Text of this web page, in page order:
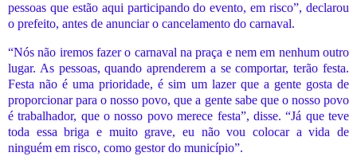
pessoas que estão aqui participando do evento, em risco”, declarou
o prefeito, antes de anunciar o cancelamento do carnaval.
“Nós não iremos fazer o carnaval na praça e nem em nenhum outro
lugar. As pessoas, quando aprenderem a se comportar, terão festa.
Festa não é uma prioridade, é sim um lazer que a gente gosta de
proporcionar para o nosso povo, que a gente sabe que o nosso povo
é trabalhador, que o nosso povo merece festa”, disse. “Já que teve
toda essa briga e muito grave, eu não vou colocar a vida de
ninguém em risco, como gestor do município”.